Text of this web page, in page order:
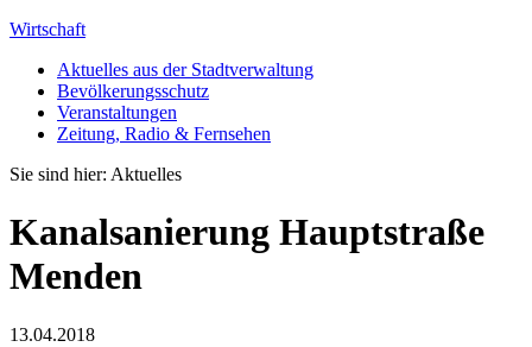
Wirtschaft
Aktuelles aus der Stadtverwaltung
Bevölkerungsschutz
Veranstaltungen
Zeitung, Radio & Fernsehen
Sie sind hier: Aktuelles
Kanalsanierung Hauptstraße
Menden
13.04.2018